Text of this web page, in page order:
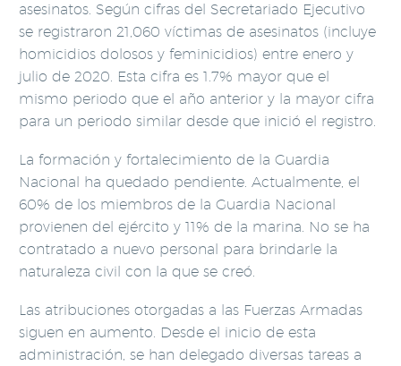
asesinatos. Según cifras del Secretariado Ejecutivo
se registraron 21,060 víctimas de asesinatos (incluye
homicidios dolosos y feminicidios) entre enero y
julio de 2020. Esta cifra es 1.7% mayor que el
mismo periodo que el año anterior y la mayor cifra
para un periodo similar desde que inició el registro.
La formación y fortalecimiento de la Guardia
Nacional ha quedado pendiente. Actualmente, el
60% de los miembros de la Guardia Nacional
provienen del ejército y 11% de la marina. No se ha
contratado a nuevo personal para brindarle la
naturaleza civil con la que se creó.
Las atribuciones otorgadas a las Fuerzas Armadas
siguen en aumento. Desde el inicio de esta
administración, se han delegado diversas tareas a